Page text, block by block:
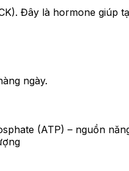
Đây là hormone giúp
ngày.
(ATP) – nguồn